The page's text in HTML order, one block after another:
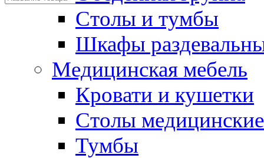
Столы и тумбы
Шкафы
Медицинская мебель
Кровати и кушетки
Столы медицинские
Тумбы